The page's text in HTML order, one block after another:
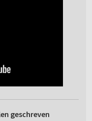
geschreven